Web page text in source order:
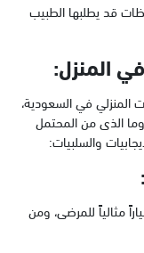
قد يطلبها الطبيب
المنزل:
المنزلي في السعودية،
الذى من المحتمل
والسلبيات:
مثالياً للمرضى، ومن